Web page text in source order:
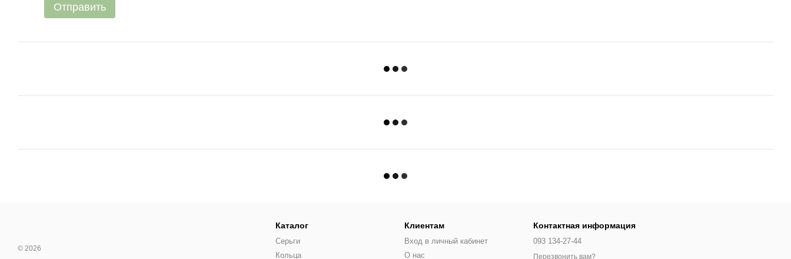
Отправить
© 2026
Каталог
Серьги
Кольца
Клиентам
Вход в личный кабинет
О нас
Контактная информация
093 134-27-44
Перезвонить вам?